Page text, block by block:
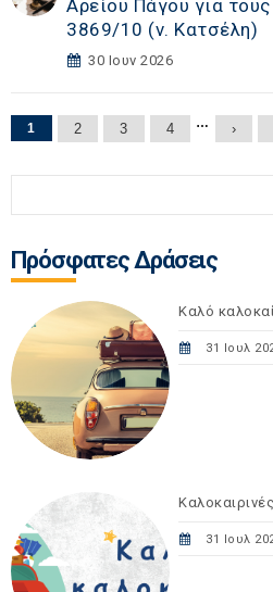
Αρείου Πάγου για
3869/10 (ν. Κατσέλη)
30 Ιουν 2026
Σελίδες
1 2 3 4 … ›
Πρόσφατες Δράσεις
Καλό
31 Ιουλ
31 Ιουλ